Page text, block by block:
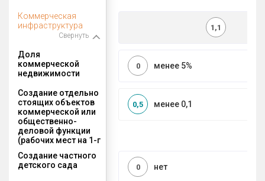
Коммерческая
инфраструктура
Свернуть
1,1
Доля
коммерческой
недвижимости
менее 5%
0
Создание отдельно
стоящих объектов
коммерческой или
общественно-
деловой функции
(рабочих мест на 1-г
менее 0,1
0,5
Создание частного
детского сада
нет
0